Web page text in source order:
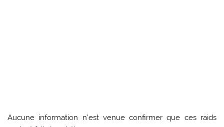
Aucune information n’est venue confirmer que ces raids